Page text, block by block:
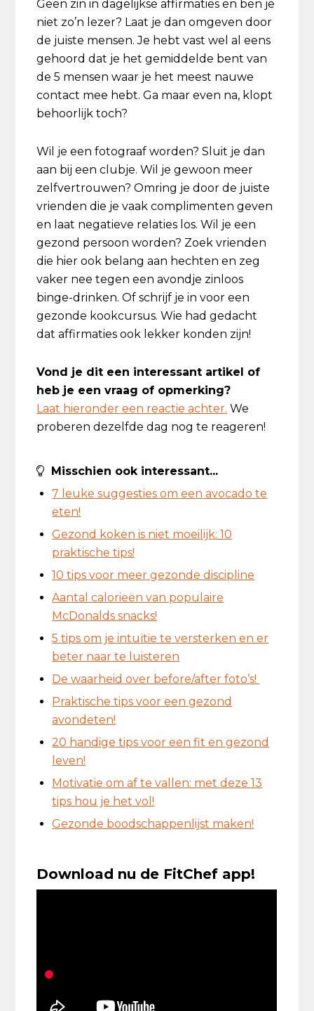
Geen zin in dagelijkse affirmaties en ben je
niet zo’n lezer? Laat je dan omgeven door
de juiste mensen. Je hebt vast wel al eens
gehoord dat je het gemiddelde bent van
de 5 mensen waar je het meest nauwe
contact mee hebt. Ga maar even na, klopt
behoorlijk toch?
Wil je een fotograaf worden? Sluit je dan
aan bij een clubje. Wil je gewoon meer
zelfvertrouwen? Omring je door de juiste
vrienden die je vaak complimenten geven
en laat negatieve relaties los. Wil je een
gezond persoon worden? Zoek vrienden
die hier ook belang aan hechten en zeg
vaker nee tegen een avondje zinloos
binge-drinken. Of schrijf je in voor een
gezonde kookcursus. Wie had gedacht
dat affirmaties ook lekker konden zijn!
Vond je dit een interessant artikel of
heb je een vraag of opmerking?
Laat hieronder een reactie achter. We
proberen dezelfde dag nog te reageren!
Misschien ook interessant...
7 leuke suggesties om een avocado te
eten!
Gezond koken is niet moeilijk: 10
praktische tips!
10 tips voor meer gezonde discipline
Aantal calorieën van populaire
McDonalds snacks!
5 tips om je intuïtie te versterken en er
beter naar te luisteren
De waarheid over before/after foto’s!
Praktische tips voor een gezond
avondeten!
20 handige tips voor een fit en gezond
leven!
Motivatie om af te vallen: met deze 13
tips hou je het vol!
Gezonde boodschappenlijst maken!
Download nu de FitChef app!